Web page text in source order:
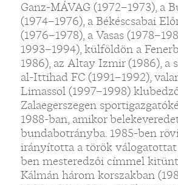
Ganz-MÁVAG (1972–1973), a
(1974–1976), a Békéscsabai
(1976–1978), a Vasas
1993–1994), külföldön a
1986), az Altay Izmir (1986), a
al-Ittihad FC (1991–1992),
Limassol (1997–1998)
Zalaegerszegen
1988-ban, amikor
bundabotrányba. 1985-ben
irányította a török válogatottat
ben mesteredzői címmel
Kálmán három korszakban